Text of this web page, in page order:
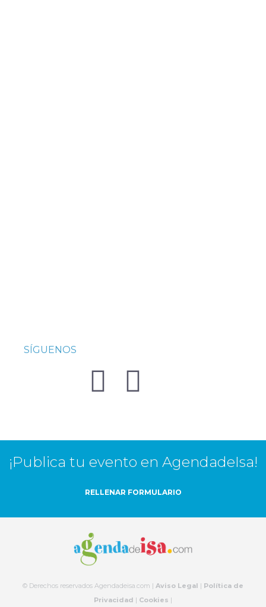
SÍGUENOS
¡Publica tu evento en AgendadeIsa!
RELLENAR FORMULARIO
© Derechos reservados Agendadeisa.com | Aviso Legal | Política de
Privacidad | Cookies |